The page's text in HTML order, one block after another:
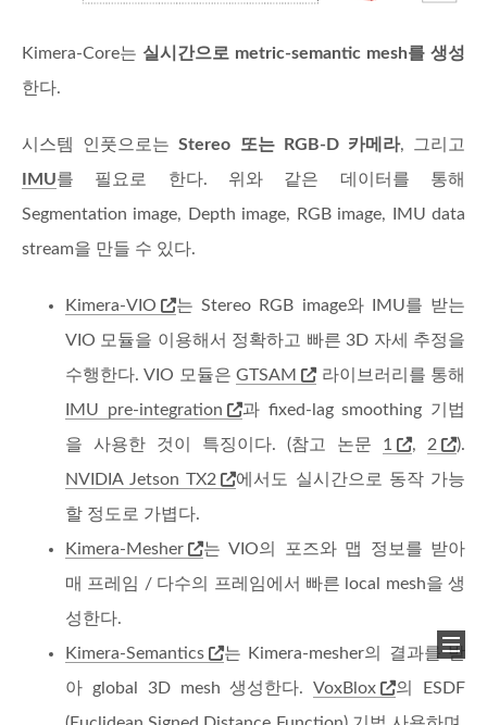
Kimera-Core는 실시간으로 metric-semantic mesh를 생성
한다.
시스템 인풋으로는Stereo 또는 RGB-D 카메라, 그리고
IMU를 필요로 한다. 위와 같은 데이터를 통해
Segmentation image, Depth image, RGB image, IMU data
stream을 만들 수 있다.
Kimera-VIO
는 Stereo RGB image와 IMU를 받는
VIO 모듈을 이용해서 정확하고 빠른 3D 자세 추정을
수행한다. VIO 모듈은GTSAM
라이브러리를 통해
IMU pre-integration
과 fixed-lag smoothing 기법
을 사용한 것이 특징이다. (참고 논문 1 , 2
).
NVIDIA Jetson TX2
에서도 실시간으로 동작 가능
할 정도로 가볍다.
Kimera-Mesher
는 VIO의 포즈와 맵 정보를 받아
매 프레임 / 다수의 프레임에서 빠른 local mesh을 생
성한다.
Kimera-Semantics
는 Kimera-mesher의 결과를 받
아 global 3D mesh 생성한다.VoxBlox
의 ESDF